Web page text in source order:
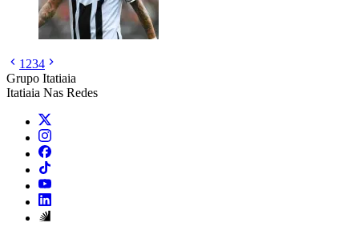
1 234
Grupo Itatiaia
Itatiaia Nas Redes